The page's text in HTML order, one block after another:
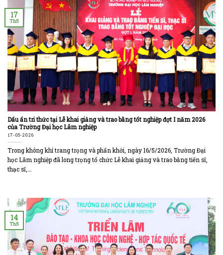
Dấu ấn tri thức tại Lễ khai giảng và trao bằng tốt nghiệp đợt I năm 2026
của Trường Đại học Lâm nghiệp
17-05-2026
Trong không khí trang trọng và phấn khởi, ngày 16/5/2026, Trường Đại
học Lâm nghiệp đã long trọng tổ chức Lễ khai giảng và trao bằng tiến sĩ,
thạc sĩ,...
17
Th5
14
Th5